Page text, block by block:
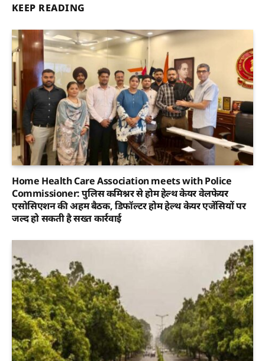
KEEP READING
Home Health Care Association meets with Police
Commissioner: पुलिस कमिश्नर से होम हेल्थ केयर वेलफेयर
एसोसिएशन की अहम बैठक, डिफॉल्टर होम हेल्थ केयर एजेंसियों पर
जल्द हो सकती है सख्त कार्रवाई